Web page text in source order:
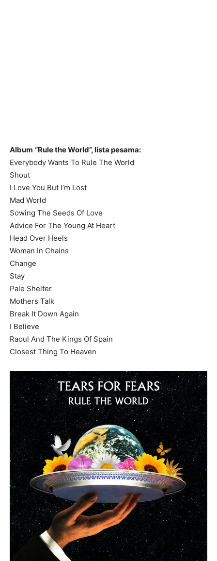
Album “Rule the World”, lista pesama:
Everybody Wants To Rule The World
Shout
I Love You But I’m Lost
Mad World
Sowing The Seeds Of Love
Advice For The Young At Heart
Head Over Heels
Woman In Chains
Change
Stay
Pale Shelter
Mothers Talk
Break It Down Again
I Believe
Raoul And The Kings Of Spain
Closest Thing To Heaven